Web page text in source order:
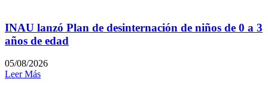
INAU lanzó Plan de desinternación de niños de 0 a 3
años de edad
05/08/2026
Leer Más